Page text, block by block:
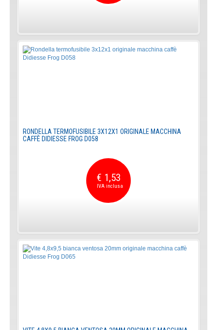
RONDELLA TERMOFUSIBILE 3X12X1 ORIGINALE MACCHINA
CAFFÈ DIDIESSE FROG D058
€ 1,53